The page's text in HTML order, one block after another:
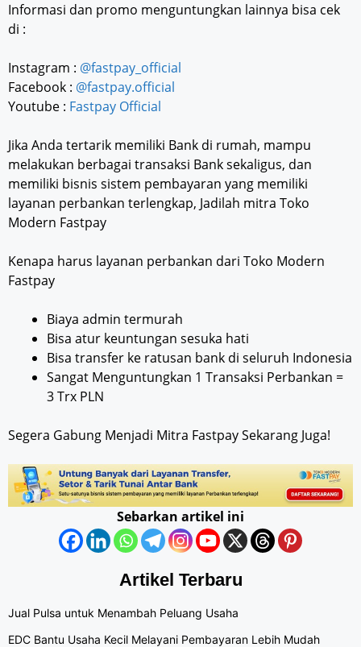
Informasi dan promo menguntungkan lainnya bisa cek
di :
Instagram : @fastpay_official
Facebook : @fastpay.official
Youtube : Fastpay Official
Jika Anda tertarik memiliki Bank di rumah, mampu
melakukan berbagai transaksi Bank sekaligus, dan
memiliki bisnis sistem pembayaran yang memiliki
layanan perbankan terlengkap, Jadilah mitra Toko
Modern Fastpay
Kenapa harus layanan perbankan dari Toko Modern
Fastpay
Biaya admin termurah
Bisa atur keuntungan sesuka hati
Bisa transfer ke ratusan bank di seluruh Indonesia
Sangat Menguntungkan 1 Transaksi Perbankan =
3 Trx PLN
Segera Gabung Menjadi Mitra Fastpay Sekarang Juga!
Sebarkan artikel ini
Artikel Terbaru
Jual Pulsa untuk Menambah Peluang Usaha
EDC Bantu Usaha Kecil Melayani Pembayaran Lebih Mudah